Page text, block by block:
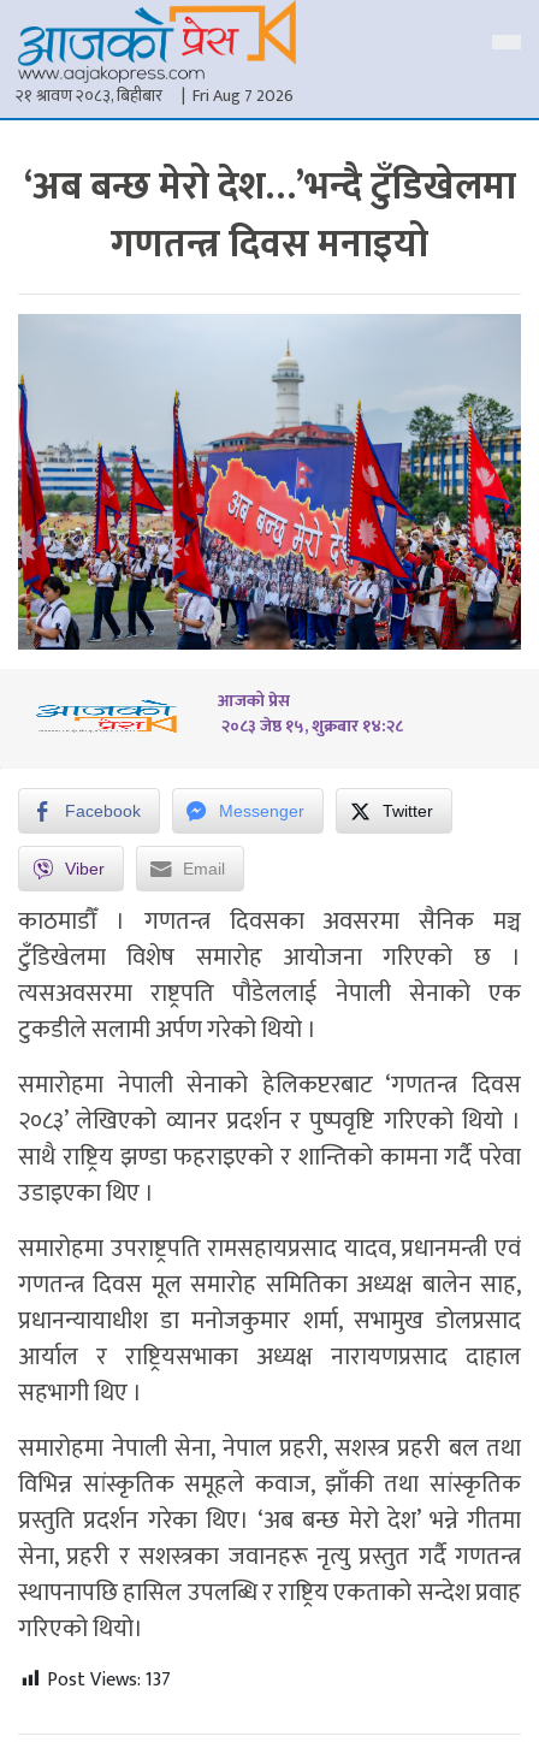
२१ श्रावण २०८३, बिहीबार | Fri Aug 7 2026
‘अब बन्छ मेरो देश…’भन्दै टुँडिखेलमा
गणतन्त्र दिवस मनाइयो
आजको प्रेस
२०८३ जेष्ठ १५, शुक्रबार १४:२८
Facebook Messenger Twitter
Viber Email
काठमाडौँ । गणतन्त्र दिवसका अवसरमा सैनिक मञ्च
टुँडिखेलमा विशेष समारोह आयोजना गरिएको छ ।
त्यसअवसरमा राष्ट्रपति पौडेललाई नेपाली सेनाको एक
टुकडीले सलामी अर्पण गरेको थियो ।
समारोहमा नेपाली सेनाको हेलिकप्टरबाट ‘गणतन्त्र दिवस
२०८३’ लेखिएको व्यानर प्रदर्शन र पुष्पवृष्टि गरिएको थियो ।
साथै राष्ट्रिय झण्डा फहराइएको र शान्तिको कामना गर्दै परेवा
उडाइएका थिए ।
समारोहमा उपराष्ट्रपति रामसहायप्रसाद यादव, प्रधानमन्त्री एवं
गणतन्त्र दिवस मूल समारोह समितिका अध्यक्ष बालेन साह,
प्रधानन्यायाधीश डा मनोजकुमार शर्मा, सभामुख डोलप्रसाद
आर्याल र राष्ट्रियसभाका अध्यक्ष नारायणप्रसाद दाहाल
सहभागी थिए ।
समारोहमा नेपाली सेना, नेपाल प्रहरी, सशस्त्र प्रहरी बल तथा
विभिन्न सांस्कृतिक समूहले कवाज, झाँकी तथा सांस्कृतिक
प्रस्तुति प्रदर्शन गरेका थिए। ‘अब बन्छ मेरो देश’ भन्ने गीतमा
सेना, प्रहरी र सशस्त्रका जवानहरू नृत्यु प्रस्तुत गर्दै गणतन्त्र
स्थापनापछि हासिल उपलब्धि र राष्ट्रिय एकताको सन्देश प्रवाह
गरिएको थियो।
Post Views:137